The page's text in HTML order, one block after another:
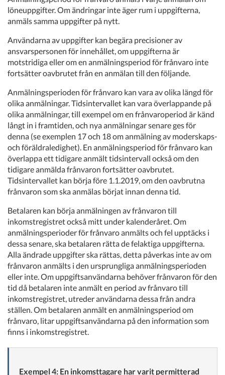
löneuppgifter. Om ändringar inte äger rum i uppgifterna,
anmäls samma uppgifter på nytt.
Användarna av uppgifter kan begära precisioner av
ansvarspersonen för innehållet, om uppgifterna är
motstridiga eller om en anmälningsperiod för frånvaro inte
fortsätter oavbrutet från en anmälan till den följande.
Anmälningsperioden för frånvaro kan vara av olika längd för
olika anmälningar. Tidsintervallet kan vara överlappande på
olika anmälningar, till exempel om en frånvaroperiod är känd
långt in i framtiden, och nya anmälningar senare ges för
denna (se exemplen 17 och 18 om anmälning av moderskaps-
och föräldraledighet). En anmälningsperiod för frånvaro kan
överlappa ett tidigare anmält tidsintervall också om den
tidigare anmälda frånvaron fortsätter oavbrutet.
Tidsintervallet kan börja före 1.1.2019, om den oavbrutna
frånvaron som ska anmälas börjat innan denna tid.
Betalaren kan börja anmälningen av frånvaron till
inkomstregistret också mitt under kalenderåret. Om
anmälningsperioder för frånvaro anmälts och fel upptäcks i
dessa senare, ska betalaren rätta de felaktiga uppgifterna.
Alla ändrade uppgifter ska rättas, detta påverkas inte av om
frånvaron anmälts i den ursprungliga anmälningsperioden
eller inte. Om uppgiftsanvändarna behöver frånvaron för den
tid då betalaren inte anmält en period av frånvaro till
inkomstregistret, utreder användarna dessa från andra
ställen. Om betalaren anmält en anmälningsperiod om
frånvaro, litar uppgiftsanvändarna på den information som
finns i inkomstregistret.
Exempel 4: En inkomsttagare har varit permitterad